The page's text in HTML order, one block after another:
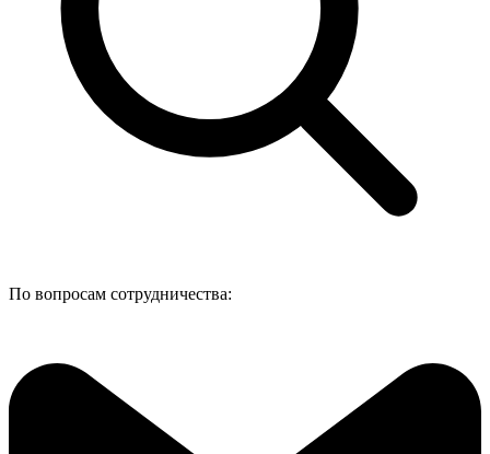
По вопросам сотрудничества: